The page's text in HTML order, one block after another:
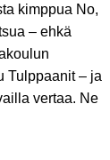
kimppua No,
– ehkä
Tulppaanit – ja
vertaa. Ne